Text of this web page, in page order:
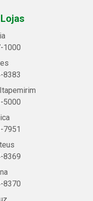
1000
8383
5000
7951
8369
8370